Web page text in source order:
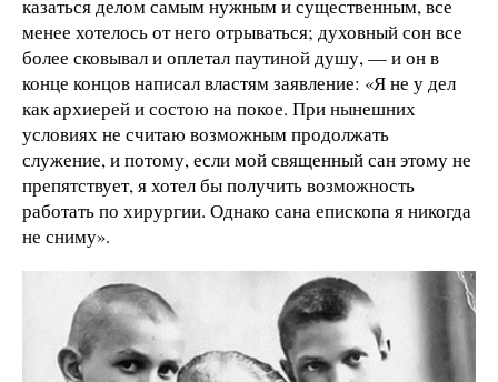
казаться делом самым нужным и существенным, все
менее хотелось от него отрываться; духовный сон все
более сковывал и оплетал паутиной душу, — и он в
конце концов написал влас­тям заявление: «Я не у дел
как архиерей и состою на покое. При нынешних
условиях не считаю возможным продолжать
служение, и потому, если мой священный сан этому не
препятствует, я хотел бы получить возможность
работать по хирургии. Однако сана епископа я никогда
не сниму».